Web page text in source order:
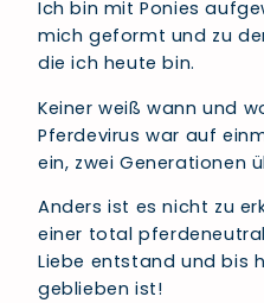
Ich bin mit Ponies
mich geformt und zu
die ich heute bin.
Keiner weiß wann und
Pferdevirus war auf
ein, zwei Generationen
Anders ist es nicht zu
einer total
Liebe entstand und bis
geblieben ist!